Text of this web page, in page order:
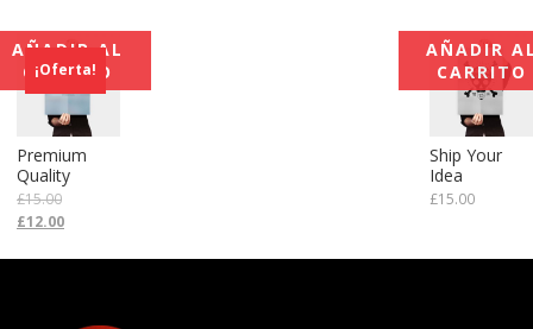
was:
£15.00.
is:
£12.00.
¡Oferta!
Premium
Quality
£15.00
Original
was:
£12.00
is:
AÑADIR AL
CARRITO
Ship Your
Idea
£15.00
AÑADIR
CARRITO